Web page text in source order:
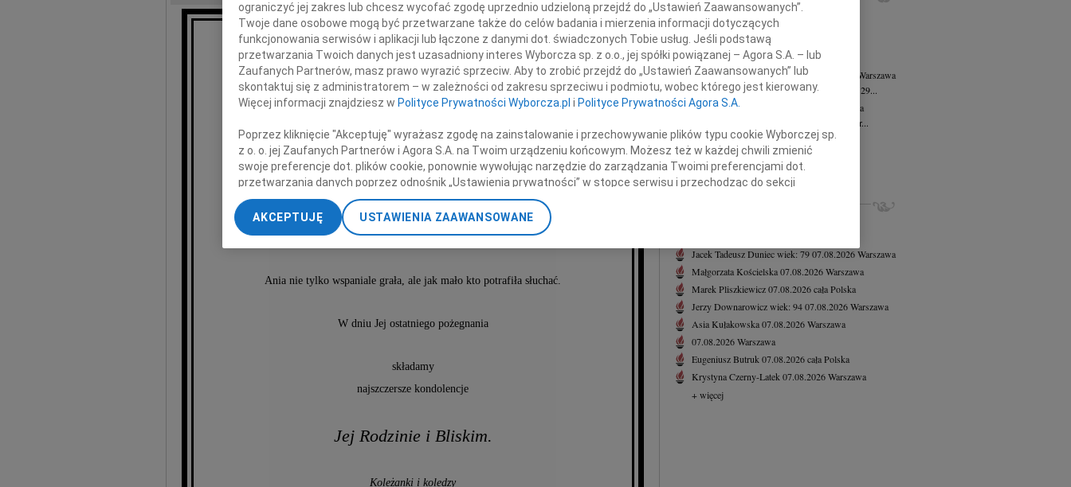
Z głębokim smutkiem żegnamy
Annę Lemiszkę
znakomitą skrzypaczkę, od ponad trzech dekad
związaną z Orkiestrą Polskiego Radia w Warszawie.
Ania nie tylko wspaniale grała, ale jak mało kto potrafiła słuchać.
W dniu Jej ostatniego pożegnania
składamy
najszczersze kondolencje
Jej Rodzinie i Bliskim.
Koleżanki i koledzy
07.08.2026Warszawa
Dziekanie Wydziału dr hab. Julii Kubisie,...
07.08.2026Warszawa
Naszej kochanej i dzielnej Marylce Butruk...
Jacek Tadeusz Duniecwiek: 79
Warszawa
Z wielkim żalem przyjęliśmy wiadomość, że 29...
Małgorzata Kościelska
Warszawa
W dniu 3 sierpnia 2026 roku zmarła Profesor...
07.08.2026Warszawa
Serdeczne wyrazy współczucia dla...
+ więcej
Jacek Tadeusz Duniecwiek: 7907.08.2026Warszawa
Małgorzata Kościelska07.08.2026Warszawa
Marek Pliszkiewicz07.08.2026cała Polska
Jerzy Downarowiczwiek: 9407.08.2026Warszawa
Asia Kułakowska07.08.2026Warszawa
07.08.2026Warszawa
Eugeniusz Butruk 07.08.2026cała Polska
Krystyna Czerny-Latek 07.08.2026Warszawa
+ więcej
ograniczyć jej zakres lub chcesz wycofać zgodę uprzednio udzieloną przejdź do „Ustawień Zaawansowanych”.
Twoje dane osobowe mogą być przetwarzane także do celów badania i mierzenia informacji dotyczących
funkcjonowania serwisów i aplikacji lub łączone z danymi dot. świadczonych Tobie usług. Jeśli podstawą
przetwarzania Twoich danych jest uzasadniony interes Wyborcza sp. z o.o., jej spółki powiązanej – Agora S.A. – lub
Zaufanych Partnerów, masz prawo wyrazić sprzeciw. Aby to zrobić przejdź do „Ustawień Zaawansowanych” lub
skontaktuj się z administratorem – w zależności od zakresu sprzeciwu i podmiotu, wobec którego jest kierowany.
Więcej informacji znajdziesz w Polityce Prywatności Wyborcza.pl i Polityce Prywatności Agora S.A.
Poprzez kliknięcie "Akceptuję" wyrażasz zgodę na zainstalowanie i przechowywanie plików typu cookie Wyborczej sp.
z o. o. jej Zaufanych Partnerów i Agora S.A. na Twoim urządzeniu końcowym. Możesz też w każdej chwili zmienić
swoje preferencje dot. plików cookie, ponownie wywołując narzędzie do zarządzania Twoimi preferencjami dot.
przetwarzania danych poprzez odnośnik „Ustawienia prywatności” w stopce serwisu i przechodząc do sekcji
„Ustawienia zaawansowane”. Zmiana ustawień plików cookie możliwa jest także za pomocą ustawień przeglądarki.
My, nasi Zaufani Partnerzy i Agora S.A. możemy przetwarzać dane osobowe w następujących celach:
dokładnych danych geolokalizacyjnych. Aktywne skanowanie charakterystyki urządzenia do celów identyfikacji.
Przechowywanie informacji na urządzeniu lub dostęp do nich. Spersonalizowane reklamy i treści, pomiar reklam i
treści, badnie odbiorców i ulepszanie usług.Lista Zaufanych Partnerów
USTAWIENIA ZAAWANSOWANE
AKCEPTUJĘ